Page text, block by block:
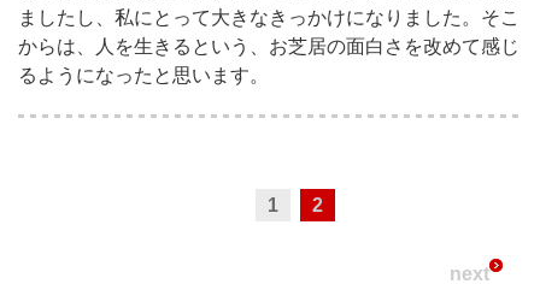
ましたし、私にとって大きなきっかけになりました。そこ
からは、人を生きるという、お芝居の面白さを改めて感じ
るようになったと思います。
1 2
next